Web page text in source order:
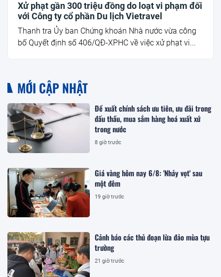
Xử phạt gần 300 triệu đồng do loạt vi phạm đối
với Công ty cổ phần Du lịch Vietravel
Thanh tra Ủy ban Chứng khoán Nhà nước vừa công
bố Quyết định số 406/QĐ-XPHC về việc xử phạt vi...
MỚI CẬP NHẬT
Đề xuất chính sách ưu tiên, ưu đãi trong
đấu thầu, mua sắm hàng hoá xuất xứ
trong nước
8 giờ trước
Giá vàng hôm nay 6/8: 'Nhảy vọt' sau
một đêm
19 giờ trước
Cảnh báo các thủ đoạn lừa đảo mùa tựu
trường
21 giờ trước